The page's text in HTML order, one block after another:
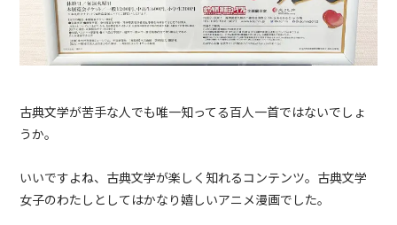
古典文学が苦手な人でも唯一知ってる百人一首ではないでしょ
うか。
いいですよね、古典文学が楽しく知れるコンテンツ。古典文学
女子のわたしとしてはかなり嬉しいアニメ漫画でした。